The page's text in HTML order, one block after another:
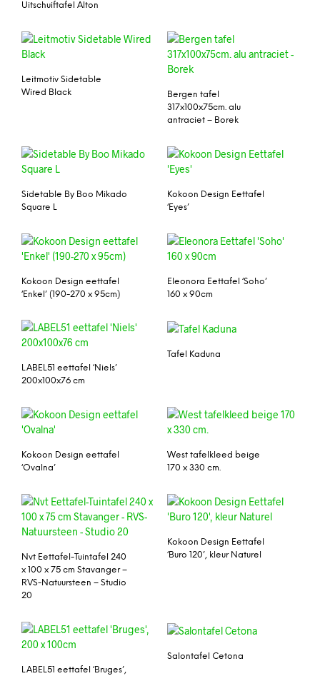
Uitschuiftafel Alton
Leitmotiv Sidetable
Wired Black
Bergen tafel
317x100x75cm. alu
antraciet – Borek
Sidetable By Boo Mikado
Square L
Kokoon Design Eettafel
‘Eyes’
Kokoon Design eettafel
‘Enkel’ (190-270 x 95cm)
Eleonora Eettafel ‘Soho’
160 x 90cm
LABEL51 eettafel ‘Niels’
200x100x76 cm
Tafel Kaduna
Kokoon Design eettafel
‘Ovalna’
West tafelkleed beige
170 x 330 cm.
Nvt Eettafel-Tuintafel 240
x 100 x 75 cm Stavanger –
RVS-Natuursteen – Studio
20
Kokoon Design Eettafel
‘Buro 120’, kleur Naturel
LABEL51 eettafel ‘Bruges’,
Salontafel Cetona